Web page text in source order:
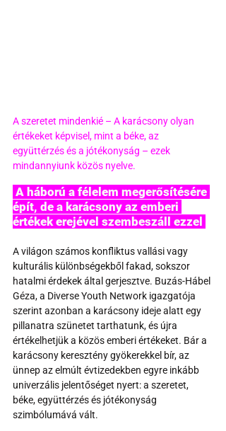
A szeretet mindenkié – A karácsony olyan
értékeket képvisel, mint a béke, az
együttérzés és a jótékonyság – ezek
mindannyiunk közös nyelve.
épít, de a karácsony az emberi
értékek erejével szembeszáll ezzel
A világon számos konfliktus vallási vagy
kulturális különbségekből fakad, sokszor
hatalmi érdekek által gerjesztve. Buzás-Hábel
Géza, a Diverse Youth Network igazgatója
szerint azonban a karácsony ideje alatt egy
pillanatra szünetet tarthatunk, és újra
értékelhetjük a közös emberi értékeket. Bár a
karácsony keresztény gyökerekkel bír, az
ünnep az elmúlt évtizedekben egyre inkább
univerzális jelentőséget nyert: a szeretet,
béke, együttérzés és jótékonyság
szimbólumává vált.